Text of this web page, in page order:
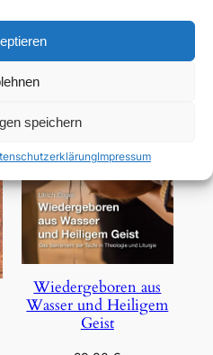
speichern
Impressum
Wiedergeboren aus
Wasser und Heiligem
Geist